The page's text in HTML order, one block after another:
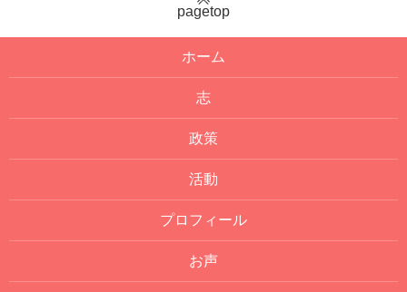
pagetop
ホーム
志
政策
活動
プロフィール
お声